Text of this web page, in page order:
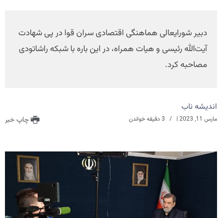
دبیر شورایعالی هماهنگی اقتصادی سران قوا در پی شهادت
آیت‌الله رئیسی و هیات همراه، در این باره با شبکه راشاتودی
مصاحبه کرد.
اندیشه ناب
مارس 11, 2023 | چاپ خبر